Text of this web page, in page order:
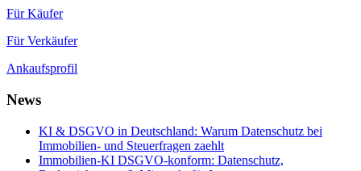
Für Käufer
Für Verkäufer
Ankaufsprofil
News
KI & DSGVO in Deutschland: Warum Datenschutz bei
Immobilien- und Steuerfragen zaehlt
Immobilien-KI DSGVO-konform: Datenschutz,